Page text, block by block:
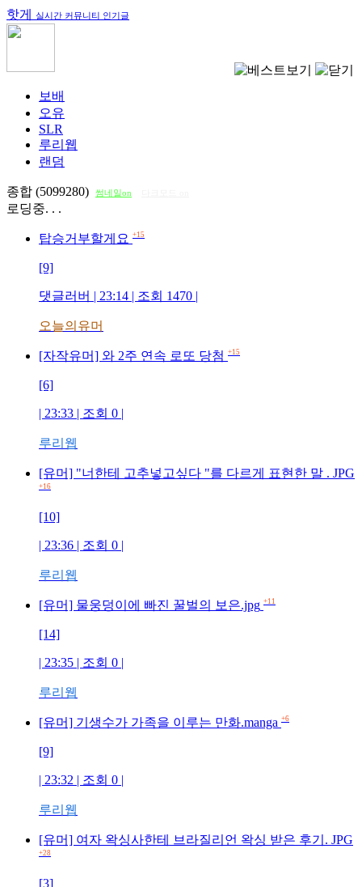
핫게 실시간 커뮤니티 인기글
보배
오유
SLR
루리웹
랜덤
종합 (5099280) 썸네일on
로딩중. . .
탑승거부할게요 +15
[9]
댓글러버 | 23:14 | 조회 1470 |
오늘의유머
[자작유머] 와 2주 연속 로또 당첨 +15
[6]
| 23:33 | 조회 0 |
루리웹
[유머] "너한테 고추넣고싶다 "를 다르게 표현한 말 . JPG
+16
[10]
| 23:36 | 조회 0 |
루리웹
[유머] 물웅덩이에 빠진 꿀벌의 보은.jpg +11
[14]
| 23:35 | 조회 0 |
루리웹
[유머] 기생수가 가족을 이루는 만화.manga +6
[9]
| 23:32 | 조회 0 |
루리웹
[유머] 여자 왁싱사한테 브라질리언 왁싱 받은 후기. JPG
+28
[3]